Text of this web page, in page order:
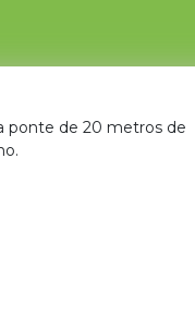
ponte de 20 metros de